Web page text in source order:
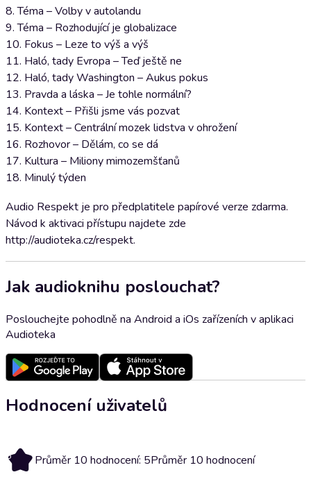
8. Téma – Volby v autolandu
9. Téma – Rozhodující je globalizace
10. Fokus – Leze to výš a výš
11. Haló, tady Evropa – Teď ještě ne
12. Haló, tady Washington – Aukus pokus
13. Pravda a láska – Je tohle normální?
14. Kontext – Přišli jsme vás pozvat
15. Kontext – Centrální mozek lidstva v ohrožení
16. Rozhovor – Dělám, co se dá
17. Kultura – Miliony mimozemšťanů
18. Minulý týden
Audio Respekt je pro předplatitele papírové verze zdarma.
Návod k aktivaci přístupu najdete zde
http://audioteka.cz/respekt.
Jak audioknihu poslouchat?
Poslouchejte pohodlně na Android a iOs zařízeních v aplikaci
Audioteka
Hodnocení uživatelů
5 Průměr 10 hodnocení: 5Průměr 10 hodnocení